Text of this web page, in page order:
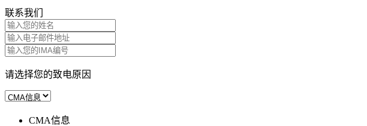
联系我们
请选择您的致电原因
CMA信息